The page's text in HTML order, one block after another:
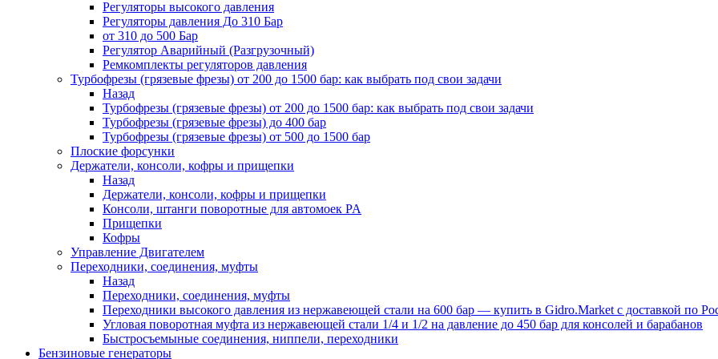
Регуляторы высокого давления
Регуляторы давления До 310 Бар
от 310 до 500 Бар
Регулятор Аварийный (Разгрузочный)
Ремкомплекты регуляторов давления
Турбофрезы (грязевые фрезы) от 200 до 1500 бар: как выбрать под свои задачи
Назад
Турбофрезы (грязевые фрезы) от 200 до 1500 бар: как выбрать под свои задачи
Турбофрезы (грязевые фрезы) до 400 бар
Турбофрезы (грязевые фрезы) от 500 до 1500 бар
Плоские форсунки
Держатели, консоли, кофры и прищепки
Назад
Держатели, консоли, кофры и прищепки
Консоли, штанги поворотные для автомоек PA
Прищепки
Кофры
Управление Двигателем
Переходники, соединения, муфты
Назад
Переходники, соединения, муфты
Переходники высокого давления из нержавеющей стали на 600 бар — купить в Gidro.Market с доставкой по
Угловая поворотная муфта из нержавеющей стали 1/4 и 1/2 на давление до 450 бар для консолей и барабанов
Быстросъемыные соединения, ниппели, переходники
Бензиновые генераторы